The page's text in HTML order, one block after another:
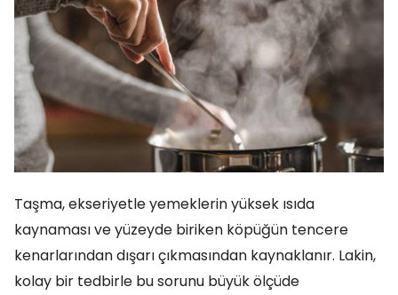
Taşma, ekseriyetle yemeklerin yüksek ısıda
kaynaması ve yüzeyde biriken köpüğün tencere
kenarlarından dışarı çıkmasından kaynaklanır. Lakin,
kolay bir tedbirle bu sorunu büyük ölçüde